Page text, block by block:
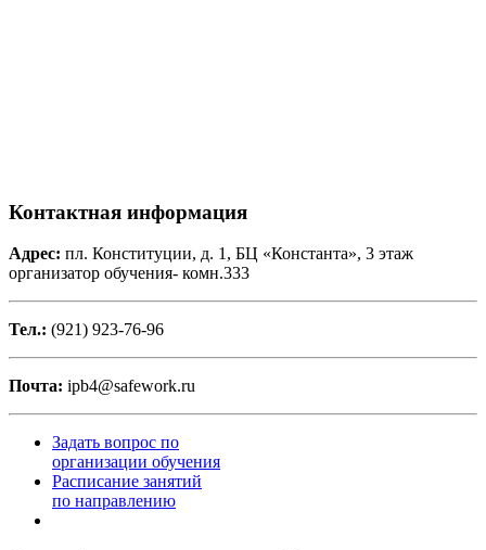
Контактная информация
Адрес: пл. Конституции, д. 1, БЦ «Константа», 3 этаж
организатор обучения- комн.333
Тел.: (921) 923-76-96
Почта: ipb4@safework.ru
Задать вопрос по
организации обучения
Расписание занятий
по направлению